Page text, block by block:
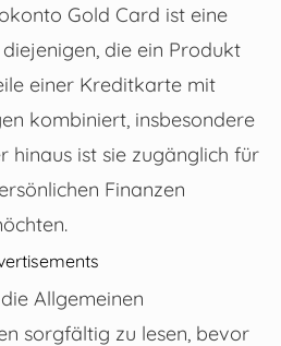
Gold Card ist eine
die ein Produkt
einer Kreditkarte mit
kombiniert, insbesondere
hinaus ist sie zugänglich für
Finanzen
Allgemeinen
sorgfältig zu lesen, bevor